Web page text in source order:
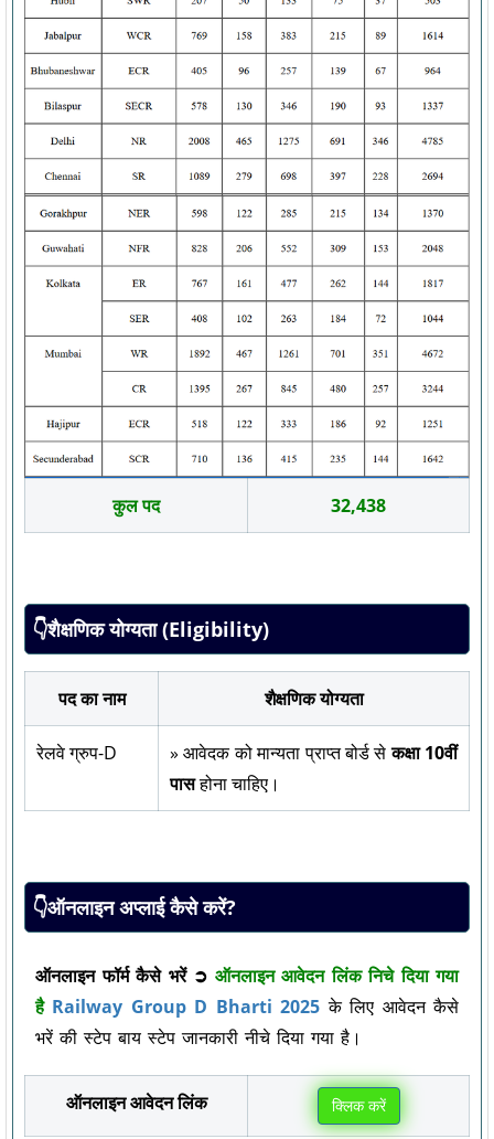
कुल पद 32,438
👇शैक्षणिक योग्यता (Eligibility)
पद का नाम शैक्षणिक योग्यता
रेलवे ग्रुप-D » आवेदक को मान्यता प्राप्त बोर्ड सेकक्षा 10वीं
पासहोना चाहिए।
👇ऑनलाइन अप्लाई कैसे करें?
ऑनलाइन फॉर्म कैसे भरें ➲ ऑनलाइन आवेदन लिंक निचे दिया गया
है Railway Group D Bharti 2025 के लिए आवेदन कैसे
भरें की स्टेप बाय स्टेप जानकारी नीचे दिया गया है।
ऑनलाइन आवेदन लिंक क्लिक करें